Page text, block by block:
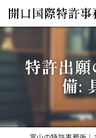
特許出
備: